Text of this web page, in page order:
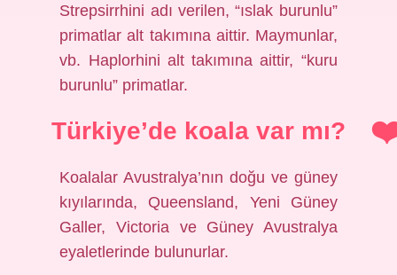
Strepsirrhini adı verilen, “ıslak burunlu”
primatlar alt takımına aittir. Maymunlar,
vb. Haplorhini alt takımına aittir, “kuru
burunlu” primatlar.
Türkiye’de koala var mı?
Koalalar Avustralya’nın doğu ve güney
kıyılarında, Queensland, Yeni Güney
Galler, Victoria ve Güney Avustralya
eyaletlerinde bulunurlar.